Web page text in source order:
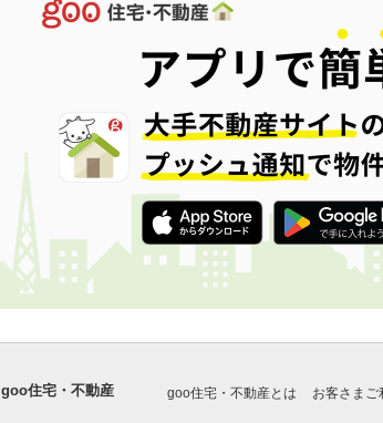
goo住宅・不動産 goo住宅・不動産とは お客さまご